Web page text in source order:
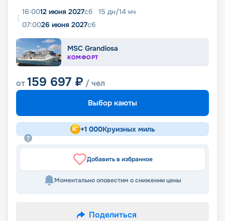
16:0012 июня 2027сб 15 дн/14 нч
07:0026 июня 2027сб
MSC Grandiosa
КОМФОРТ
от159 697 ₽ / чел
Выбор каюты
+1 000Круизных миль
Добавить в избранное
Моментально оповестим о снижении цены
Поделиться